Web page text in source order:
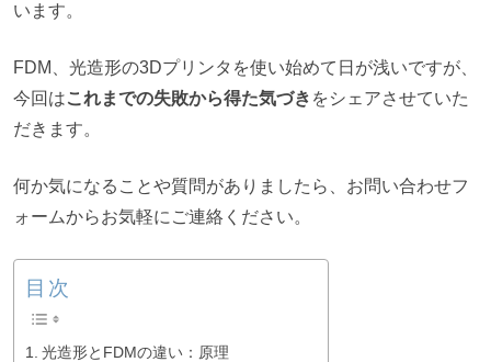
います。
FDM、光造形の3Dプリンタを使い始めて日が浅いですが、
今回はこれまでの失敗から得た気づき をシェアさせていた
だきます。
何か気になることや質問がありましたら、お問い合わせフ
ォームからお気軽にご連絡ください。
目次
光造形とFDMの違い：原理